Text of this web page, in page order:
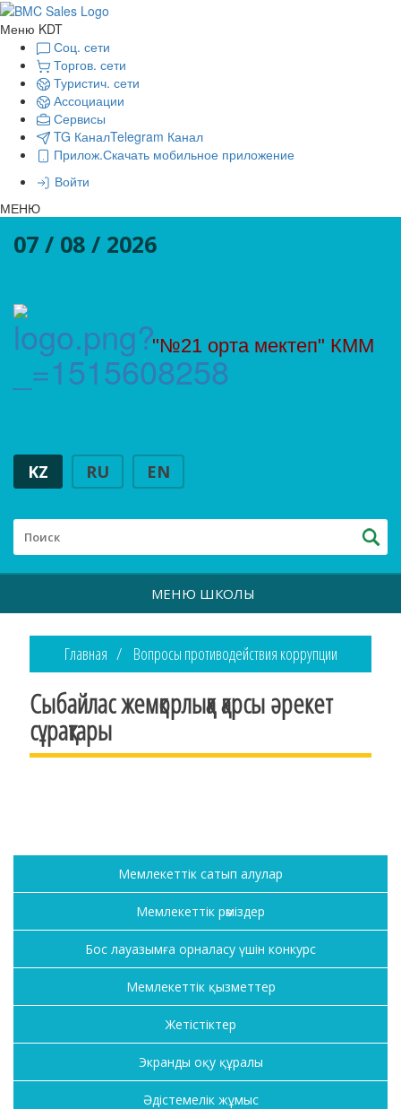
Меню KDT
Соц. сети
Торгов. сети
Туристич. сети
Ассоциации
Сервисы
TG КаналTelegram Канал
Прилож.Скачать мобильное приложение
Войти
МЕНЮ
07 / 08 / 2026
"№21 орта мектеп" КММ
KZ RU EN
МЕНЮ ШКОЛЫ
Главная Вопросы противодействия коррупции
Сыбайлас жемқорлыққа қарсы әрекет
сұрақтары
Мемлекеттік сатып алулар
Мемлекеттік рәміздер
Бос лауазымға орналасу үшін конкурс
Мемлекеттік қызметтер
Жетістіктер
Экранды оқу құралы
Әдістемелік жұмыс